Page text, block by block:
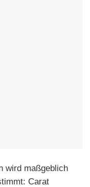
wird maßgeblich
Carat